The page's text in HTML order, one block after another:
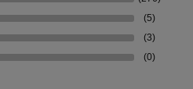
(5)
(3)
(0)